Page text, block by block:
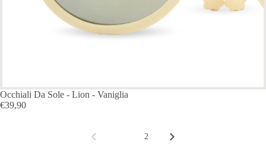
ESAURITO
Occhiali Da Sole - Lion - Vaniglia
€39,90
2